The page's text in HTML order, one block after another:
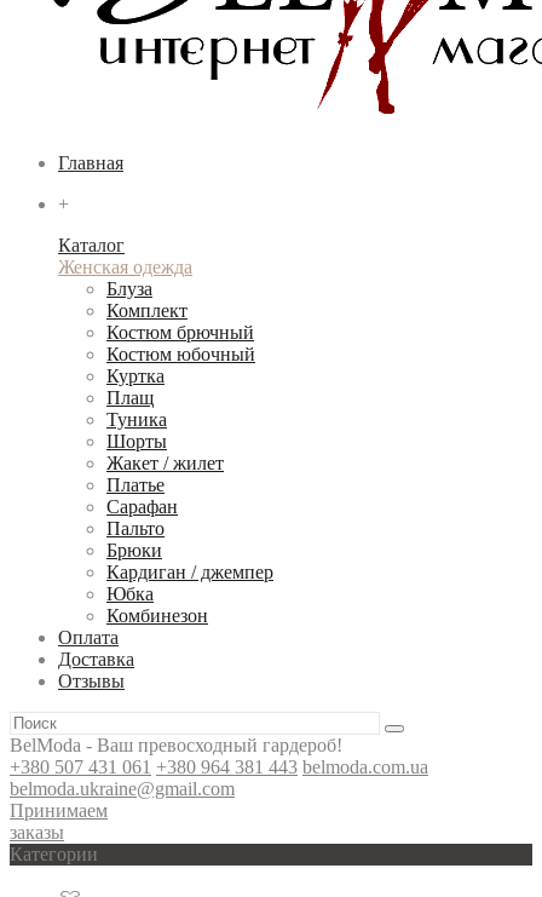
Главная
+
Каталог
Женская одежда
Блуза
Комплект
Костюм брючный
Костюм юбочный
Куртка
Плащ
Туника
Шорты
Жакет / жилет
Платье
Сарафан
Пальто
Брюки
Кардиган / джемпер
Юбка
Комбинезон
Оплата
Доставка
Отзывы
BelModa - Ваш превосходный гардероб!
+380 507 431 061 +380 964 381 443 belmoda.com.ua
belmoda.ukraine@gmail.com
Принимаем
заказы
Категории